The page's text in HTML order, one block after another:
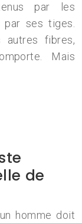
par les
par ses tiges.
autres fibres,
Mais
de
homme doit